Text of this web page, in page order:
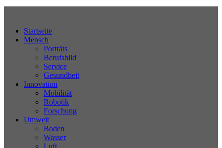
Startseite
Mensch
Porträts
Berufsbild
Service
Gesundheit
Innovation
Mobilität
Robotik
Forschung
Umwelt
Boden
Wasser
Luft